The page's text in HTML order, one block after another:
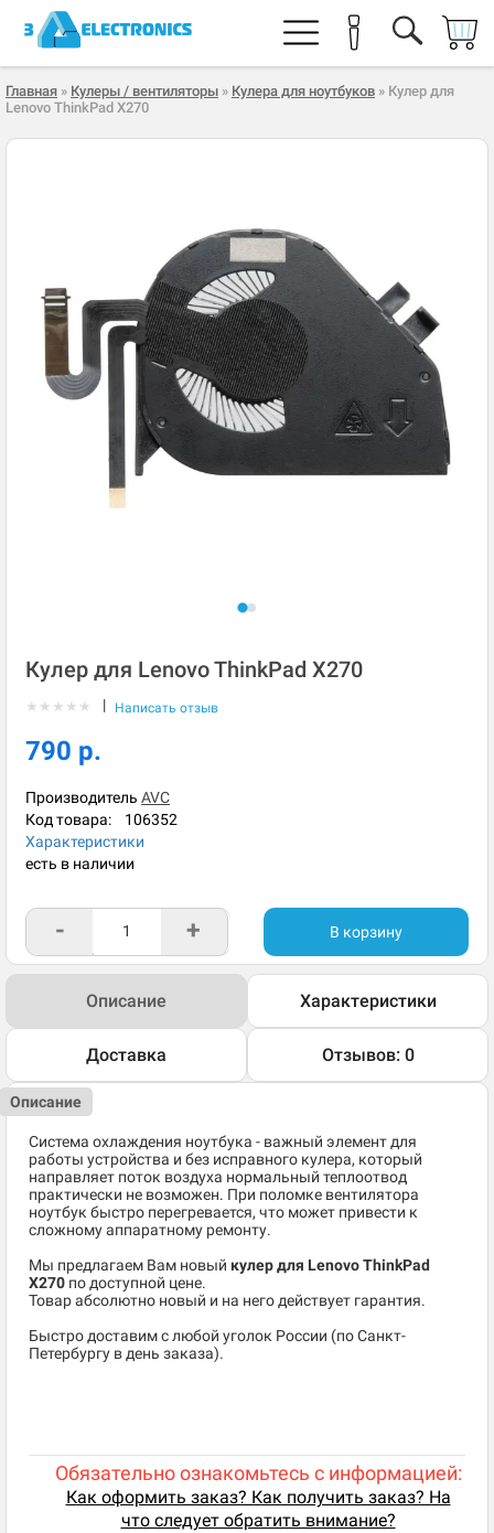
Главная » Кулеры / вентиляторы » Кулера для ноутбуков » Кулер для
Lenovo ThinkPad X270
Кулер для Lenovo ThinkPad X270
★ ★ ★ ★ ★ | Написать отзыв
790 р.
Производитель AVC
Код товара: 106352
Характеристики
есть в наличии
- + В корзину
Описание Характеристики
Доставка Отзывов: 0
Описание
Система охлаждения ноутбука - важный элемент для
работы устройства и без исправного кулера, который
направляет поток воздуха нормальный теплоотвод
практически не возможен. При поломке вентилятора
ноутбук быстро перегревается, что может привести к
сложному аппаратному ремонту.
Мы предлагаем Вам новый кулер для Lenovo ThinkPad
X270 по доступной цене.
Товар абсолютно новый и на него действует гарантия.
Быстро доставим с любой уголок России (по Санкт-
Петербургу в день заказа).
Обязательно ознакомьтесь с информацией:
Как оформить заказ? Как получить заказ? На
что следует обратить внимание?